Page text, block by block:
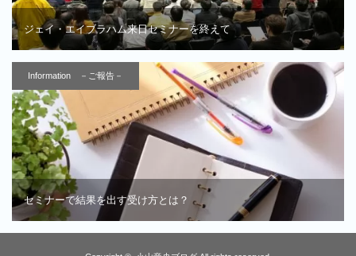
ジェイ・エイブラハム来日セミナーを終えて
Information －ご報告－
セミナーで結果を出す受け方とは？